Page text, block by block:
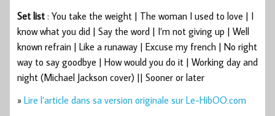
Set list : You take the weight | The woman I used to love | I
know what you did | Say the word | I’m not giving up | Well
known refrain | Like a runaway | Excuse my french | No right
way to say goodbye | How would you do it | Working day and
night (Michael Jackson cover) || Sooner or later
» Lire l’article dans sa version originale sur Le-HibOO.com